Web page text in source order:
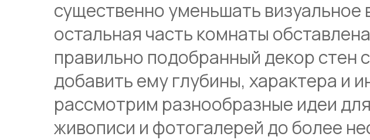
существенно уменьшать
остальная часть комнаты
правильно подобранный декор стен
добавить ему глубины, характера и
рассмотрим разнообразные идеи
живописи и фотогалерей до более